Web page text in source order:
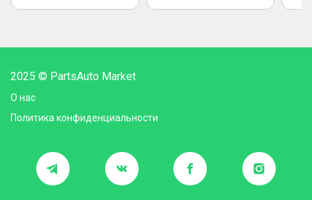
2025 © PartsAuto Market
О нас
Политика конфиденциальности